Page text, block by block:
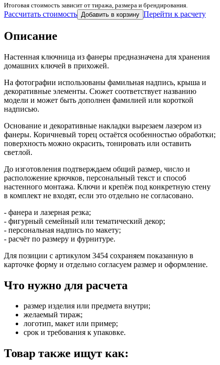
Итоговая стоимость зависит от тиража, размера и брендирования.
Рассчитать стоимость Добавить в корзину Перейти к расчету
Описание
Настенная ключница из фанеры предназначена для хранения
домашних ключей в прихожей.
На фотографии использованы фамильная надпись, крыша и
декоративные элементы. Сюжет соответствует названию
модели и может быть дополнен фамилией или короткой
надписью.
Основание и декоративные накладки вырезаем лазером из
фанеры. Коричневый торец остаётся особенностью обработки;
поверхность можно окрасить, тонировать или оставить
светлой.
До изготовления подтверждаем общий размер, число и
расположение крючков, персональный текст и способ
настенного монтажа. Ключи и крепёж под конкретную стену
в комплект не входят, если это отдельно не согласовано.
- фанера и лазерная резка;
- фигурный семейный или тематический декор;
- персональная надпись по макету;
- расчёт по размеру и фурнитуре.
Для позиции с артикулом 3454 сохраняем показанную в
карточке форму и отдельно согласуем размер и оформление.
Что нужно для расчета
размер изделия или предмета внутри;
желаемый тираж;
логотип, макет или пример;
срок и требования к упаковке.
Товар также ищут как: